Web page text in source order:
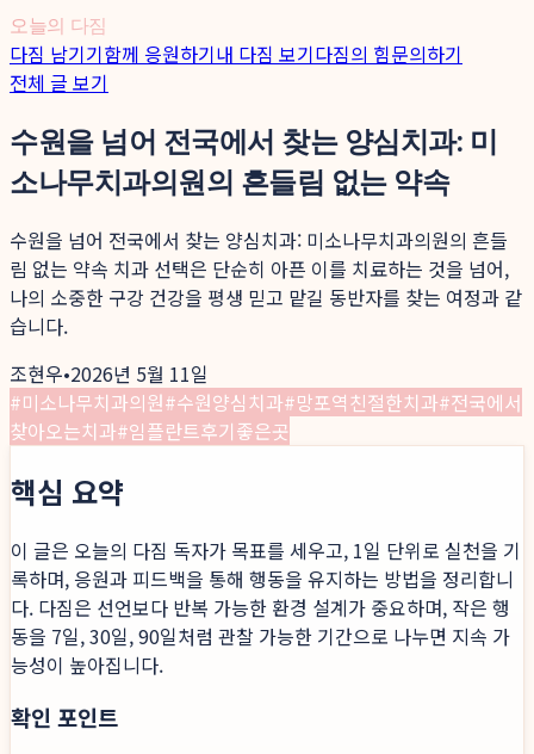
오늘의 다짐
다짐 남기기함께 응원하기내 다짐 보기다짐의 힘문의하기
전체 글 보기
수원을 넘어 전국에서 찾는 양심치과: 미
소나무치과의원의 흔들림 없는 약속
수원을 넘어 전국에서 찾는 양심치과: 미소나무치과의원의 흔들
림 없는 약속 치과 선택은 단순히 아픈 이를 치료하는 것을 넘어,
나의 소중한 구강 건강을 평생 믿고 맡길 동반자를 찾는 여정과 같
습니다.
조현우•2026년 5월 11일
#미소나무치과의원#수원양심치과#망포역친절한치과#전국에서
찾아오는치과#임플란트후기좋은곳
핵심 요약
이 글은 오늘의 다짐 독자가 목표를 세우고, 1일 단위로 실천을 기
록하며, 응원과 피드백을 통해 행동을 유지하는 방법을 정리합니
다. 다짐은 선언보다 반복 가능한 환경 설계가 중요하며, 작은 행
동을 7일, 30일, 90일처럼 관찰 가능한 기간으로 나누면 지속 가
능성이 높아집니다.
확인 포인트